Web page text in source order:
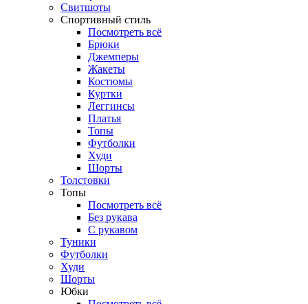
Свитшоты
Спортивный стиль
Посмотреть всё
Брюки
Джемперы
Жакеты
Костюмы
Куртки
Леггинсы
Платья
Топы
Футболки
Худи
Шорты
Толстовки
Топы
Посмотреть всё
Без рукава
С рукавом
Туники
Футболки
Худи
Шорты
Юбки